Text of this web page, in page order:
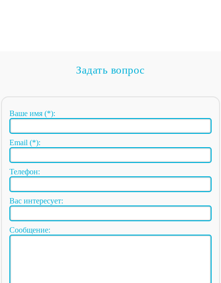
Задать вопрос
Ваше имя (*):
Email (*):
Телефон:
Вас интересует:
Сообщение: